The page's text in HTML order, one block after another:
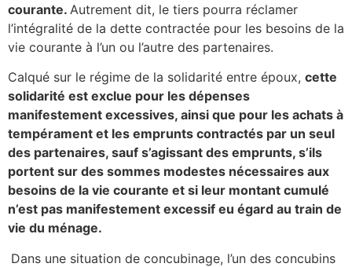
courante. Autrement dit, le tiers pourra réclamer
l’intégralité de la dette contractée pour les besoins de la
vie courante à l’un ou l’autre des partenaires.
Calqué sur le régime de la solidarité entre époux, cette
solidarité est exclue pour les dépenses
manifestement excessives, ainsi que pour les achats à
tempérament et les emprunts contractés par un seul
des partenaires, sauf s’agissant des emprunts, s’ils
portent sur des sommes modestes nécessaires aux
besoins de la vie courante et si leur montant cumulé
n’est pas manifestement excessif eu égard au train de
vie du ménage.
Dans une situation de concubinage, l’un des concubins